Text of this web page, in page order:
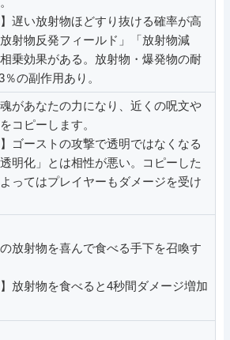
】遅い放射物ほどすり抜ける確率が高
射物反発フィールド」「放射物減
乗効果がある。放射物・爆発物の耐
％の副作用あり。
があなたの力になり、近くの呪文や
コピーします。
】ゴーストの攻撃で透明ではなくなる
明化」とは相性が悪い。コピーした
ってはプレイヤーもダメージを受け
放射物を喜んで食べる手下を召喚す
】放射物を食べると4秒間ダメージ増加